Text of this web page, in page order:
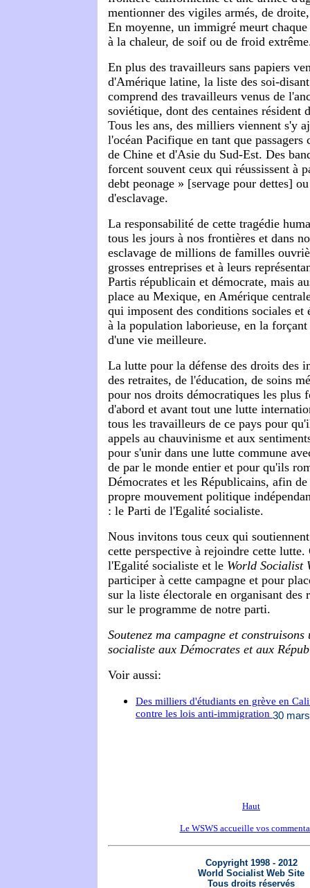
mentionner des vigiles armés, de
En moyenne, un immigré meurt
à la chaleur, de soif ou de froid
En plus des travailleurs sans papiers
d'Amérique latine, la liste des soi-
comprend des travailleurs venus de
soviétique, dont des centaines résident
Tous les ans, des milliers viennent s'y
l'océan Pacifique en tant que
de Chine et d'Asie du Sud-Est. Des
forcent souvent ceux qui réussissent à
debt peonage » [servage pour dettes]
d'esclavage.
La responsabilité de cette tragédie
tous les jours à nos frontières et dans
esclavage de millions de familles
grosses entreprises et à leurs
Partis républicain et démocrate, mais
place au Mexique, en Amérique
qui imposent des conditions sociales et
à la population laborieuse, en la
d'une vie meilleure.
La lutte pour la défense des droits des
des retraites, de l'éducation, de soins
pour nos droits démocratiques les plus
d'abord et avant tout une lutte
tous les travailleurs de ce pays pour
appels au chauvinisme et aux
pour s'unir dans une lutte commune
de par le monde entier et pour qu'ils
Démocrates et les Républicains, afin
propre mouvement politique
: le Parti de l'Egalité socialiste.
Nous invitons tous ceux qui
cette perspective à rejoindre cette lutte.
l'Egalité socialiste et le World Socialist
participer à cette campagne et pour
sur la liste électorale en organisant des
sur le programme de notre parti.
Soutenez ma campagne et
socialiste aux Démocrates et aux
Voir aussi:
Des milliers d'étudiants en grève en
contre les lois anti-immigration30
Haut
Le WSWS accueille vos
Copyright 1998 - 2012
World Socialist Web Site
Tous droits réservés